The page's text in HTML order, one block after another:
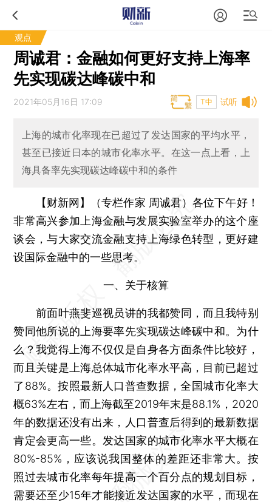
观点
周诚君：金融如何更好支持上海率
先实现碳达峰碳中和
试听
2021年05月16日 17:09 T中
上海的城市化率现在已超过了发达国家的平均水平，
甚至已接近日本的城市化率水平。在这一点上看，上
海具备率先实现碳达峰碳中和的条件
【财新网】（专栏作家 周诚君）各位下午好！
非常高兴参加上海金融与发展实验室举办的这个座
谈会，与大家交流金融支持上海绿色转型，更好建
设国际金融中的一些思考。
一、关于核算
前面叶燕斐巡视员讲的我都赞同，而且我特别
赞同他所说的上海要率先实现碳达峰碳中和。为什
么？我觉得上海不仅仅是自身各方面条件比较好，
而且关键是上海总体城市化率水平高，目前已超过
了88%。按照最新人口普查数据，全国城市化率大
概63%左右，而上海截至2019年末是88.1%，2020
年的数据还没有出来，人口普查后得到的最新数据
肯定会更高一些。发达国家的城市化率水平大概在
80%-85%，应该说我国整体的差距还非常大。按
照过去城市化率每年提高一个百分点的规划目标，
需要还至少15年才能接近发达国家的水平，而现在